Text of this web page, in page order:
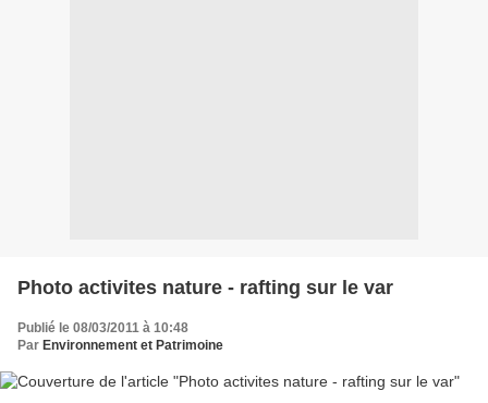
Photo activites nature - rafting sur le var
Publié le 08/03/2011 à 10:48
Par Environnement et Patrimoine